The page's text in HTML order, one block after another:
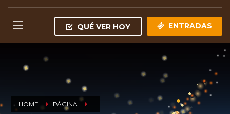
QUÉ VER HOY ENTRADAS
HOME PÁGINA